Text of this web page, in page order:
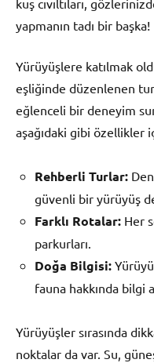
kuş cıvıltıları,
yapmanın tadı bir başka!
Yürüyüşlere katılmak
eşliğinde düzenlenen
eğlenceli bir deneyim
aşağıdaki gibi özellikler
Rehberli Turlar:
güvenli bir yürüyüş
Farklı Rotalar: Her
parkurları.
Doğa Bilgisi:
fauna hakkında bilgi
Yürüyüşler sırasında
noktalar da var. Su,